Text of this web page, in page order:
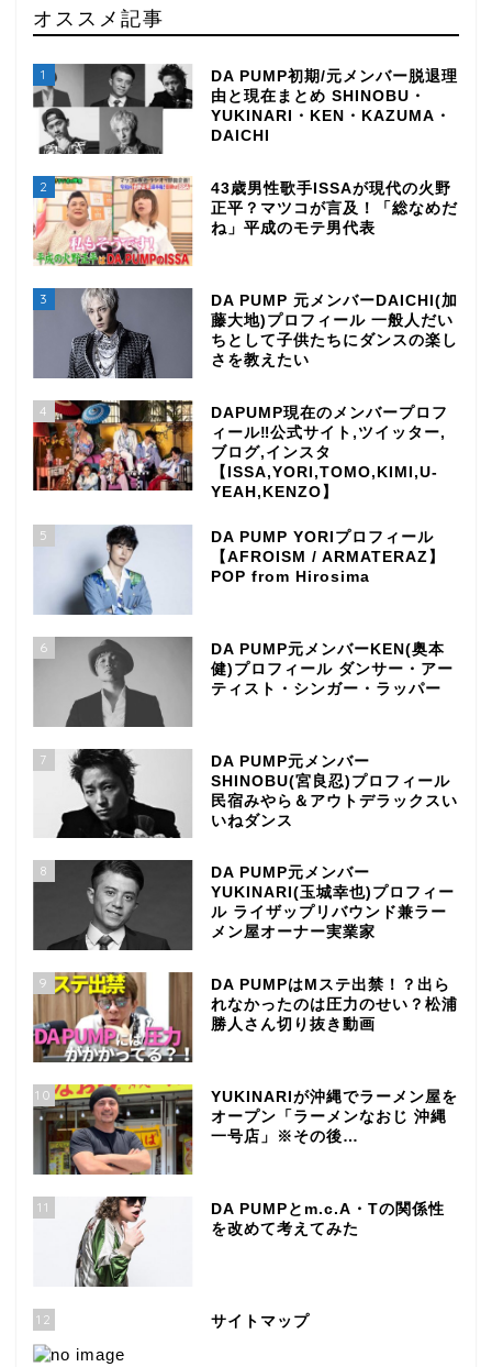
オススメ記事
1
DA PUMP初期/元メンバー脱退理
由と現在まとめ SHINOBU・
YUKINARI・KEN・KAZUMA・
DAICHI
2
43歳男性歌手ISSAが現代の火野
正平？マツコが言及！「総なめだ
ね」平成のモテ男代表
3
DA PUMP 元メンバーDAICHI(加
藤大地)プロフィール 一般人だい
ちとして子供たちにダンスの楽し
さを教えたい
4
DAPUMP現在のメンバープロフ
ィール‼公式サイト,ツイッター,
ブログ,インスタ
【ISSA,YORI,TOMO,KIMI,U-
YEAH,KENZO】
5
DA PUMP YORIプロフィール
【AFROISM / ARMATERAZ】
POP from Hirosima
6
DA PUMP元メンバーKEN(奥本
健)プロフィール ダンサー・アー
ティスト・シンガー・ラッパー
7
DA PUMP元メンバー
SHINOBU(宮良忍)プロフィール
民宿みやら＆アウトデラックスい
いねダンス
8
DA PUMP元メンバー
YUKINARI(玉城幸也)プロフィー
ル ライザップリバウンド兼ラー
メン屋オーナー実業家
9
DA PUMPはMステ出禁！？出ら
れなかったのは圧力のせい？松浦
勝人さん切り抜き動画
10
YUKINARIが沖縄でラーメン屋を
オープン「ラーメンなおじ 沖縄
一号店」※その後…
11
DA PUMPとm.c.A・Tの関係性
を改めて考えてみた
12 サイトマップ